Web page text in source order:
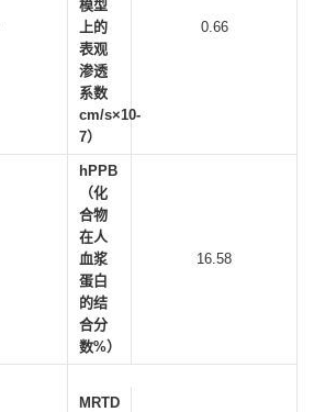
模型
上的
表观
渗透
系数
cm/s×10-
7）
0.66
hPPB
（化
合物
在人
血浆
蛋白
的结
合分
数%）
16.58
MRTD